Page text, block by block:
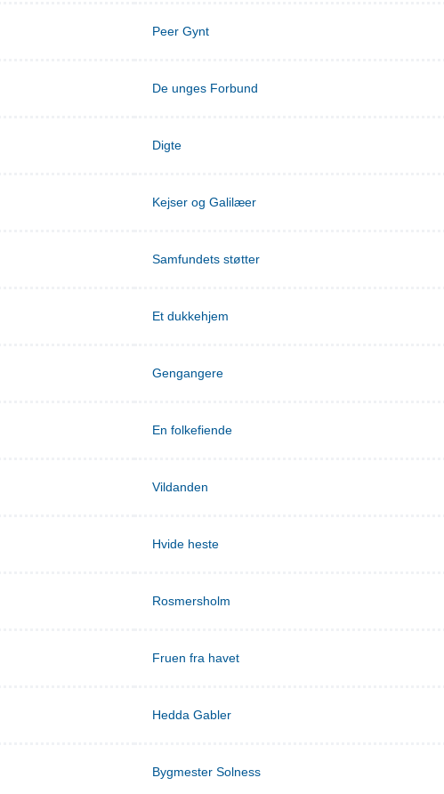
Peer Gynt
De unges Forbund
Digte
Kejser og Galilæer
Samfundets støtter
Et dukkehjem
Gengangere
En folkefiende
Vildanden
Hvide heste
Rosmersholm
Fruen fra havet
Hedda Gabler
Bygmester Solness